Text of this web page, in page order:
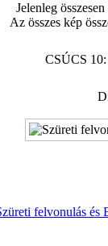
Jelenleg
Az összes kép
CSÚCS